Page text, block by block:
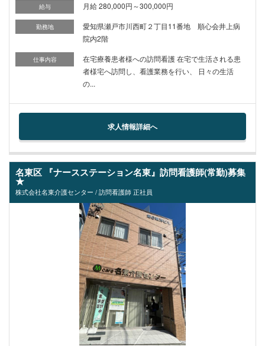
給与 月給 280,000円～300,000円
勤務地
愛知県瀬戸市川西町２丁目11番地 順心会井上病
院内2階
仕事内容
在宅療養患者様への訪問看護 在宅で生活される患
者様宅へ訪問し、看護業務を行い、 日々の生活
の...
求人情報詳細へ
名東区 『ナースステーション名東』訪問看護師(常勤)募集
★
株式会社名東介護センター / 訪問看護師 正社員